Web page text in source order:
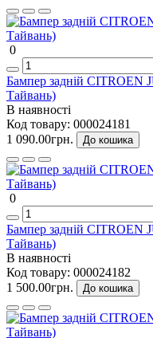
0
Бампер задній CITROEN
Тайвань)
В наявності
Код товару: 000024181
1 090.00грн.
До кошика
0
Бампер задній CITROEN
Тайвань)
В наявності
Код товару: 000024182
1 500.00грн.
До кошика